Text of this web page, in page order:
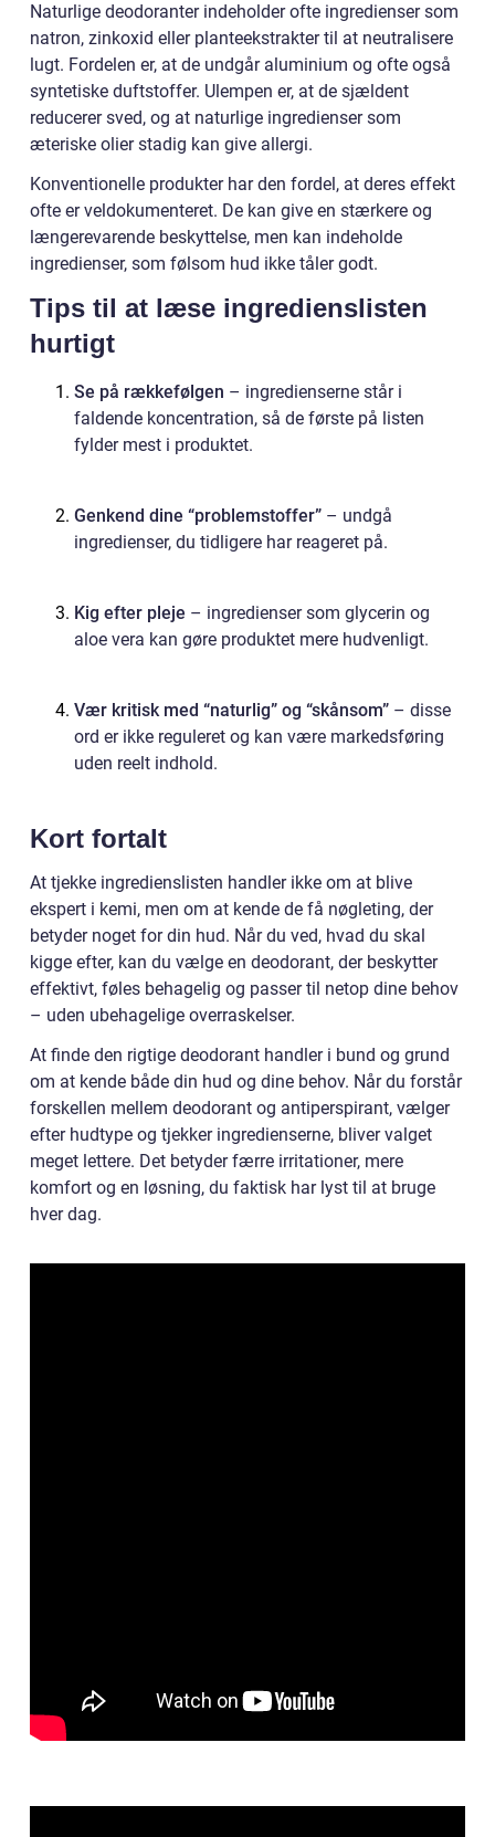
Naturlige deodoranter indeholder ofte ingredienser som
natron, zinkoxid eller planteekstrakter til at neutralisere
lugt. Fordelen er, at de undgår aluminium og ofte også
syntetiske duftstoffer. Ulempen er, at de sjældent
reducerer sved, og at naturlige ingredienser som
æteriske olier stadig kan give allergi.
Konventionelle produkter har den fordel, at deres effekt
ofte er veldokumenteret. De kan give en stærkere og
længerevarende beskyttelse, men kan indeholde
ingredienser, som følsom hud ikke tåler godt.
Tips til at læse ingredienslisten
hurtigt
Se på rækkefølgen – ingredienserne står i
faldende koncentration, så de første på listen
fylder mest i produktet.
Genkend dine “problemstoffer” – undgå
ingredienser, du tidligere har reageret på.
Kig efter pleje – ingredienser som glycerin og
aloe vera kan gøre produktet mere hudvenligt.
Vær kritisk med “naturlig” og “skånsom” – disse
ord er ikke reguleret og kan være markedsføring
uden reelt indhold.
Kort fortalt
At tjekke ingredienslisten handler ikke om at blive
ekspert i kemi, men om at kende de få nøgleting, der
betyder noget for din hud. Når du ved, hvad du skal
kigge efter, kan du vælge en deodorant, der beskytter
effektivt, føles behagelig og passer til netop dine behov
– uden ubehagelige overraskelser.
At finde den rigtige deodorant handler i bund og grund
om at kende både din hud og dine behov. Når du forstår
forskellen mellem deodorant og antiperspirant, vælger
efter hudtype og tjekker ingredienserne, bliver valget
meget lettere. Det betyder færre irritationer, mere
komfort og en løsning, du faktisk har lyst til at bruge
hver dag.